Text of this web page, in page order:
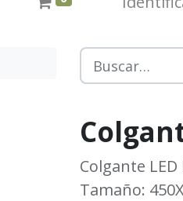
Colgante
Tamaño: